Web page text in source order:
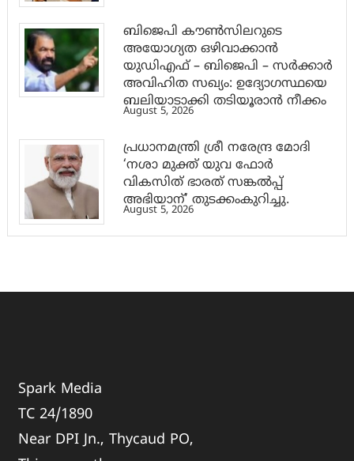
ബിജെപി കൗൺസിലറുടെ
അയോഗ്യത ഒഴിവാക്കാൻ
യുഡിഎഫ് – ബിജെപി – സർക്കാർ
അവിഹിത സഖ്യം: ഉദ്യോഗസ്ഥയെ
ബലിയാടാക്കി തടിയൂരാൻ നീക്കം
August 5, 2026
പ്രധാനമന്ത്രി ശ്രീ നരേന്ദ്ര മോദി
‘നശാ മുക്ത് യുവ ഫോർ
വികസിത് ഭാരത് സങ്കൽപ്പ്
അഭിയാന്’ തുടക്കംകുറിച്ചു.
August 5, 2026
Spark Media
TC 24/1890
Near DPI Jn., Thycaud PO,